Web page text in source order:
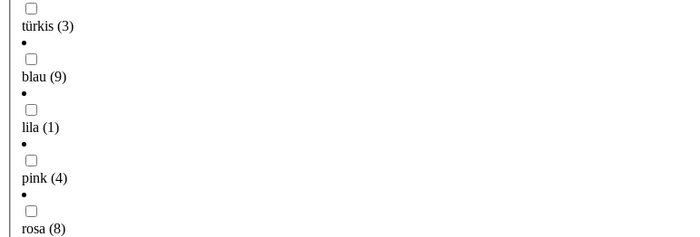
türkis (3)
blau (9)
lila (1)
pink (4)
rosa (8)